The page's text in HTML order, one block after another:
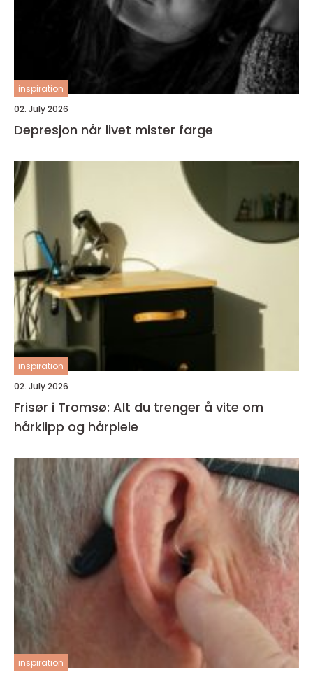
inspiration
02. July 2026
Depresjon når livet mister farge
inspiration
02. July 2026
Frisør i Tromsø: Alt du trenger å vite om
hårklipp og hårpleie
inspiration